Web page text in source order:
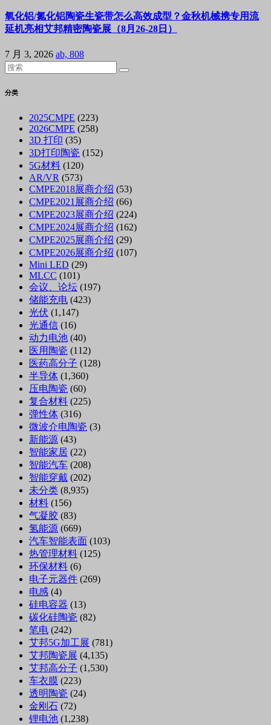
氧化铝/氮化铝陶瓷生瓷带怎么高效成型？金秋机械携专用流
延机亮相艾邦精密陶瓷展（8月26-28日）
7 月 3, 2026 ab, 808
分类
2025CMPE (223)
2026CMPE (258)
3D 打印 (35)
3D打印陶瓷 (152)
5G材料 (120)
AR/VR (573)
CMPE2018展商介绍 (53)
CMPE2021展商介绍 (66)
CMPE2023展商介绍 (224)
CMPE2024展商介绍 (162)
CMPE2025展商介绍 (29)
CMPE2026展商介绍 (107)
Mini LED (29)
MLCC (101)
会议、论坛 (197)
储能充电 (423)
光伏 (1,147)
光通信 (16)
动力电池 (40)
医用陶瓷 (112)
医药高分子 (128)
半导体 (1,360)
压电陶瓷 (60)
复合材料 (225)
弹性体 (316)
微波介电陶瓷 (3)
新能源 (43)
智能家居 (22)
智能汽车 (208)
智能穿戴 (202)
未分类 (8,935)
材料 (156)
气凝胶 (83)
氢能源 (669)
汽车智能表面 (103)
热管理材料 (125)
环保材料 (6)
电子元器件 (269)
电感 (4)
硅电容器 (13)
碳化硅陶瓷 (82)
笔电 (242)
艾邦5G加工展 (781)
艾邦陶瓷展 (4,135)
艾邦高分子 (1,530)
车衣膜 (223)
透明陶瓷 (24)
金刚石 (72)
锂电池 (1,238)